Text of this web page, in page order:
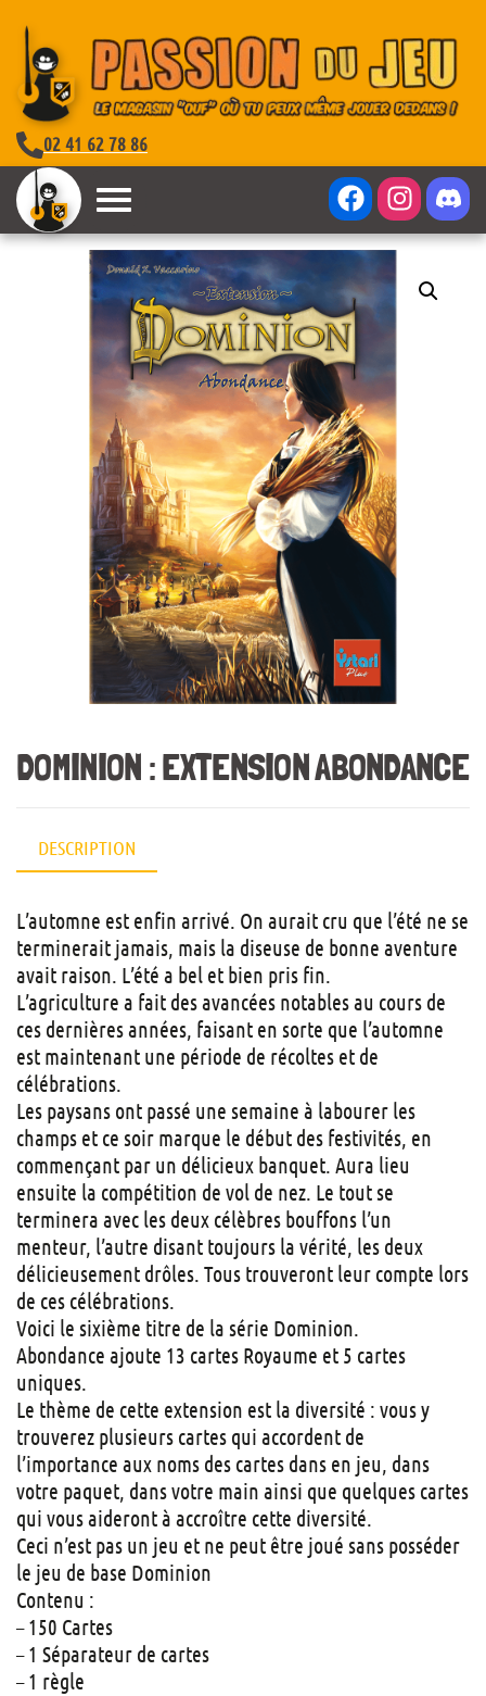
02 41 62 78 86
DOMINION : EXTENSION ABONDANCE
DESCRIPTION
L’automne est enfin arrivé. On aurait cru que l’été ne se
terminerait jamais, mais la diseuse de bonne aventure
avait raison. L’été a bel et bien pris fin.
L’agriculture a fait des avancées notables au cours de
ces dernières années, faisant en sorte que l’automne
est maintenant une période de récoltes et de
célébrations.
Les paysans ont passé une semaine à labourer les
champs et ce soir marque le début des festivités, en
commençant par un délicieux banquet. Aura lieu
ensuite la compétition de vol de nez. Le tout se
terminera avec les deux célèbres bouffons l’un
menteur, l’autre disant toujours la vérité, les deux
délicieusement drôles. Tous trouveront leur compte lors
de ces célébrations.
Voici le sixième titre de la série Dominion.
Abondance ajoute 13 cartes Royaume et 5 cartes
uniques.
Le thème de cette extension est la diversité : vous y
trouverez plusieurs cartes qui accordent de
l’importance aux noms des cartes dans en jeu, dans
votre paquet, dans votre main ainsi que quelques cartes
qui vous aideront à accroître cette diversité.
Ceci n’est pas un jeu et ne peut être joué sans posséder
le jeu de base Dominion
Contenu :
– 150 Cartes
– 1 Séparateur de cartes
– 1 règle